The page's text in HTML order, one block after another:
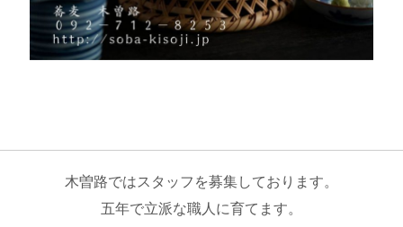
木曽路ではスタッフを募集しております。
五年で立派な職人に育てます。